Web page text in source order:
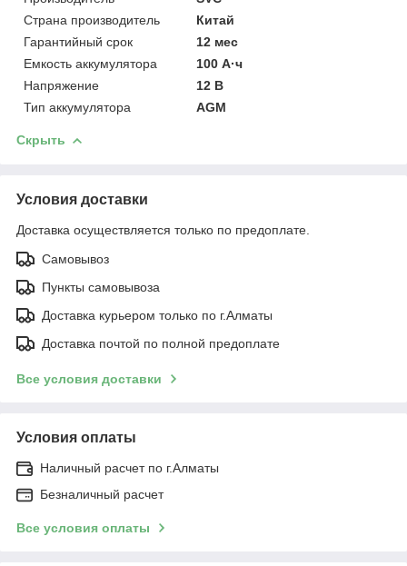
Страна производитель
Китай
Гарантийный срок
12 мес
Емкость аккумулятора
100 А·ч
Напряжение
12 В
Тип аккумулятора
AGM
Скрыть
Условия доставки
Доставка осуществляется только по предоплате.
Самовывоз
Пункты самовывоза
Доставка курьером только по г.Алматы
Доставка почтой по полной предоплате
Все условия доставки
Условия оплаты
Наличный расчет по г.Алматы
Безналичный расчет
Все условия оплаты